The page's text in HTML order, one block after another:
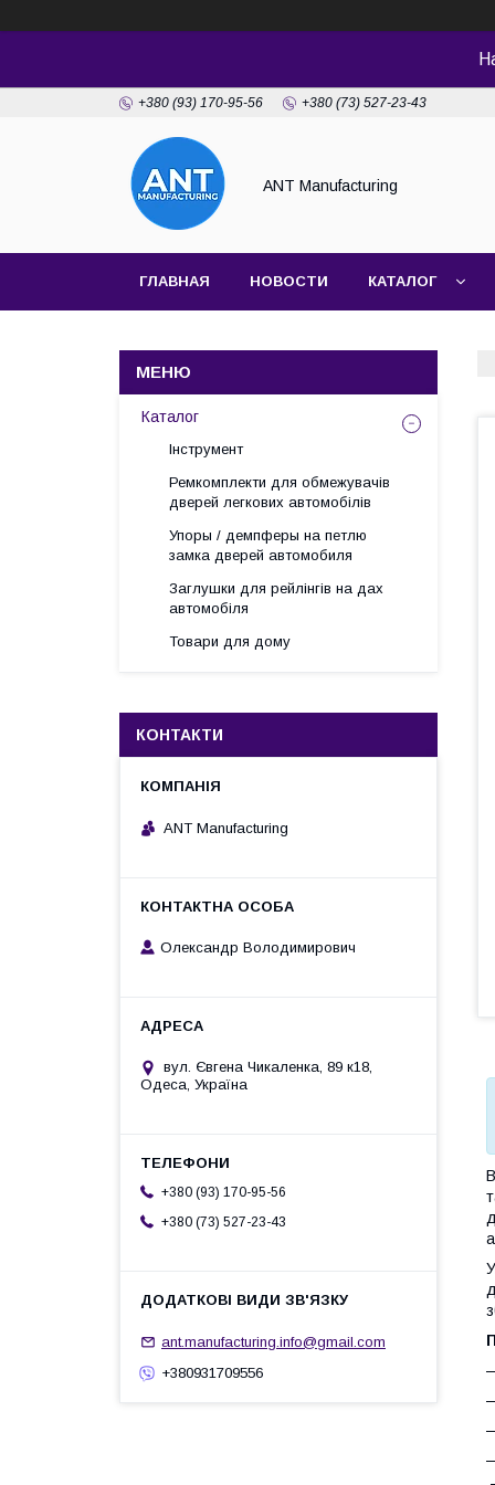
+380 (93) 170-95-56 +380 (73) 527-23-43
ANT Manufacturing
ГЛАВНАЯ НОВОСТИ КАТАЛОГ
Каталог
Інструмент
Ремкомплекти для обмежувачів
дверей легкових автомобілів
Упоры / демпферы на петлю
замка дверей автомобиля
Заглушки для рейлінгів на дах
автомобіля
Товари для дому
КОНТАКТИ
ANT Manufacturing
Олександр Володимирович
вул. Євгена Чикаленка, 89 к18,
Одеса, Україна
+380 (93) 170-95-56
+380 (73) 527-23-43
ant.manufacturing.info@gmail.com
+380931709556